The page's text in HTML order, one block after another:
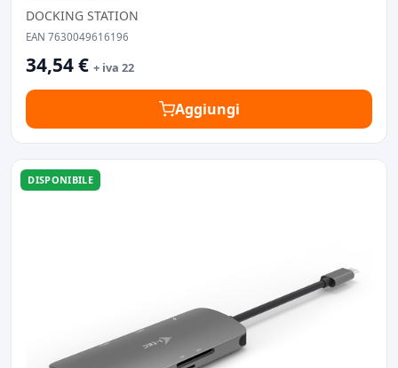
DOCKING STATION
EAN 7630049616196
34,54 € + iva 22
Aggiungi
DISPONIBILE